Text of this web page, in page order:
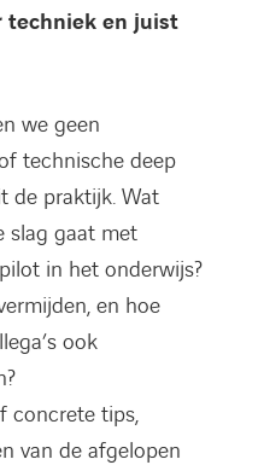
techniek en juist
we geen
technische deep
de praktijk. Wat
slag gaat met
in het onderwijs?
en hoe
ook
concrete tips,
van de afgelopen